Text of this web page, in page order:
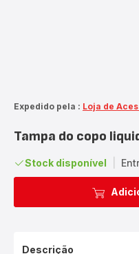
Expedido pela : Loja de
Tampa do copo
Stock disponível
Descrição